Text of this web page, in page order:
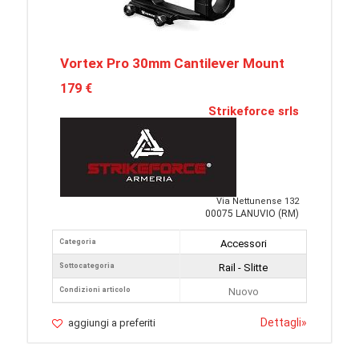
Vortex Pro 30mm Cantilever Mount
179 €
Strikeforce srls
Via Nettunense 132
00075 LANUVIO (RM)
Categoria
Sottocategoria
Condizioni articolo
Accessori
Rail - Slitte
Nuovo
aggiungi a preferiti Dettagli»